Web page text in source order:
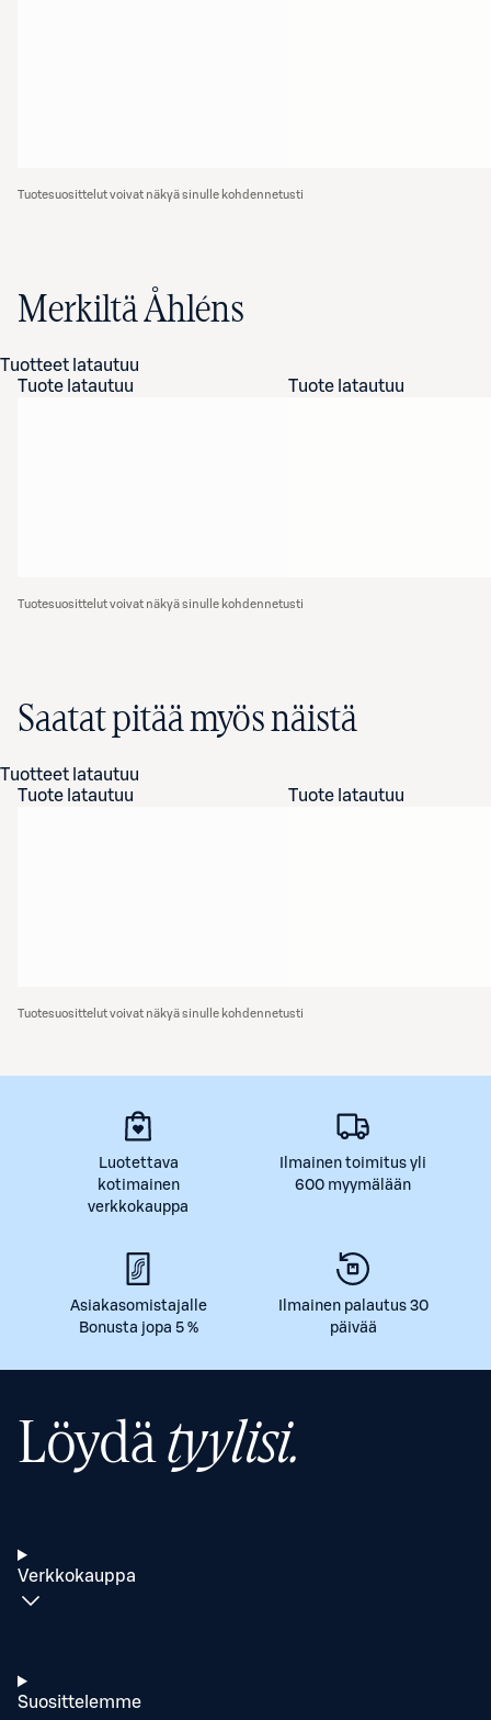
Tuotesuosittelut voivat näkyä sinulle kohdennetusti
Merkiltä Åhléns
Tuotteet latautuu
Tuote latautuu
Tuote latautuu
Tuotesuosittelut voivat näkyä sinulle kohdennetusti
Saatat pitää myös näistä
Tuotteet latautuu
Tuote latautuu
Tuote latautuu
Tuotesuosittelut voivat näkyä sinulle kohdennetusti
Luotettava
kotimainen
verkkokauppa
Ilmainen toimitus yli
600 myymälään
Asiakasomistajalle
Bonusta jopa 5 %
Ilmainen palautus 30
päivää
Löydätyylisi.
Verkkokauppa
Suosittelemme